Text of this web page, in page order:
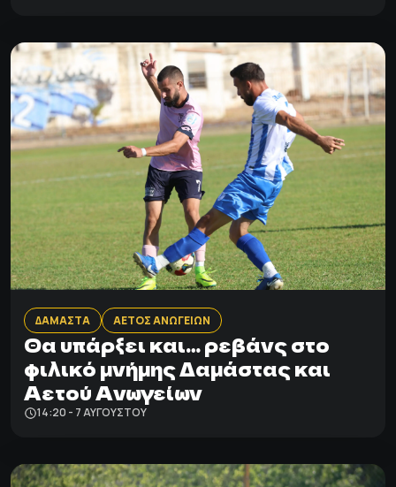
ΔΑΜΑΣΤΑ ΑΕΤΟΣ ΑΝΩΓΕΙΩΝ
Θα υπάρξει και… ρεβάνς στο
φιλικό μνήμης Δαμάστας και
Αετού Ανωγείων
14:20 - 7 ΑΥΓΟΎΣΤΟΥ